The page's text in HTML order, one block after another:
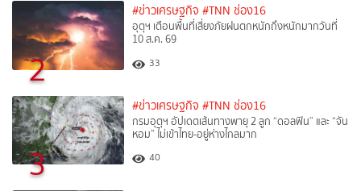
2
#ข่าวเศรษฐกิจ #TNN ช่อง16
อุตุฯ เตือนพื้นที่เสี่ยงภัยฝนตกหนักถึงหนักมากวันที่
10 ส.ค. 69
33
3
#ข่าวเศรษฐกิจ #TNN ช่อง16
กรมอุตุฯ อัปเดตเส้นทางพายุ 2 ลูก “ดอลฟิน” และ “จัน
หอม” ไม่เข้าไทย-อยู่ห่างไกลมาก
40